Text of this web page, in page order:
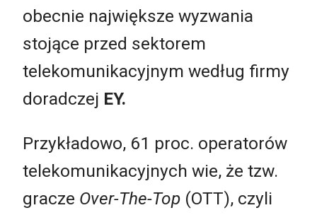
obecnie największe wyzwania
stojące przed sektorem
telekomunikacyjnym według firmy
doradczej EY.
Przykładowo, 61 proc. operatorów
telekomunikacyjnych wie, że tzw.
gracze Over-The-Top (OTT), czyli